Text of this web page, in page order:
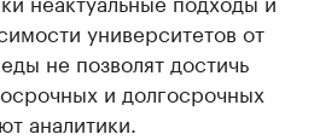
университетов от
не позволят достичь
и долгосрочных
аналитики.